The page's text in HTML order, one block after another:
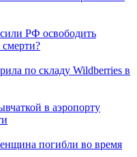
РФ освободить
по складу Wildberries в
в аэропорту
погибли во время